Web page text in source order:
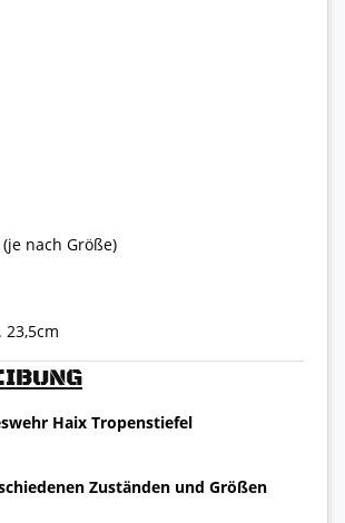
Haix Tropenstiefel
Zuständen und Größen
nach Größe)
23,5cm